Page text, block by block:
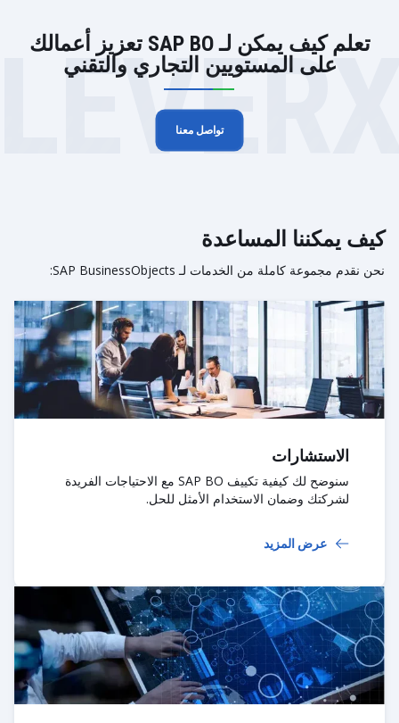
تعلم كيف يمكن لـ SAP BO تعزيز أعمالك
على المستويين التجاري والتقني
تواصل معنا
كيف يمكننا المساعدة
نحن نقدم مجموعة كاملة من الخدمات لـ SAP BusinessObjects:
الاستشارات
سنوضح لك كيفية تكييف SAP BO مع الاحتياجات الفريدة
لشركتك وضمان الاستخدام الأمثل للحل.
عرض المزيد